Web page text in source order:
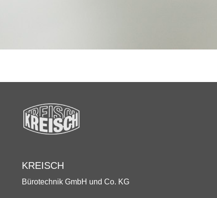
KREISCH
Bürotechnik GmbH und Co. KG